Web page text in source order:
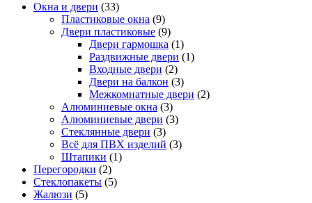
Окна и двери (33)
Пластиковые окна (9)
Двери пластиковые (9)
Двери гармошка (1)
Раздвижные двери (1)
Входные двери (2)
Двери на балкон (3)
Межкомнатные двери (2)
Алюминиевые окна (3)
Алюминиевые двери (3)
Стеклянные двери (3)
Всё для ПВХ изделий (3)
Штапики (1)
Перегородки (2)
Стеклопакеты (5)
Жалюзи (5)